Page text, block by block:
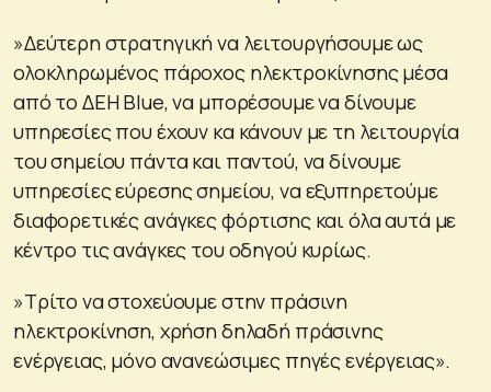
»Δεύτερη στρατηγική να λειτουργήσουμε ως
ολοκληρωμένος πάροχος ηλεκτροκίνησης μέσα
από το ΔΕΗ Blue, να μπορέσουμε να δίνουμε
υπηρεσίες που έχουν κα κάνουν με τη λειτουργία
του σημείου πάντα και παντού, να δίνουμε
υπηρεσίες εύρεσης σημείου, να εξυπηρετούμε
διαφορετικές ανάγκες φόρτισης και όλα αυτά με
κέντρο τις ανάγκες του οδηγού κυρίως.
»Τρίτο να στοχεύουμε στην πράσινη
ηλεκτροκίνηση, χρήση δηλαδή πράσινης
ενέργειας, μόνο ανανεώσιμες πηγές ενέργειας».